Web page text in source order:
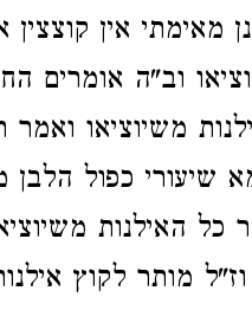
מאימתי אין
וב"ה אומרים
משיוציאו
שיעורי כפול
כל האילנות
מותר לקוץ